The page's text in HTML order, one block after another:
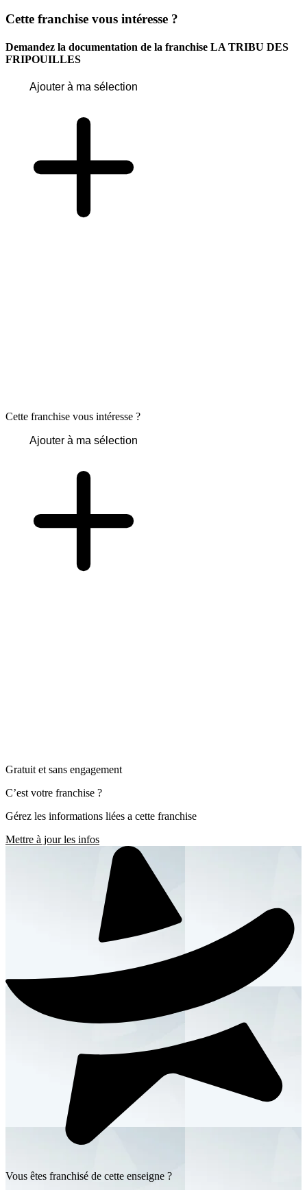
Cette franchise vous intéresse ?
Demandez la documentation de la franchise LA TRIBU DES
FRIPOUILLES
Ajouter à ma sélection
Cette franchise vous intéresse ?
Ajouter à ma sélection
Gratuit et sans engagement
C’est votre franchise ?
Gérez les informations liées a cette franchise
Mettre à jour les infos
Vous êtes franchisé de cette enseigne ?